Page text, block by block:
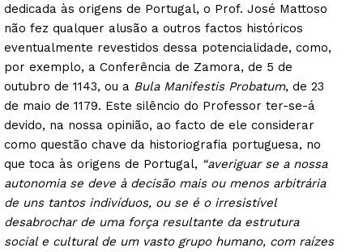
dedicada às origens de Portugal, o Prof. José Mattoso
não fez qualquer alusão a outros factos históricos
eventualmente revestidos dessa potencialidade, como,
por exemplo, a Conferência de Zamora, de 5 de
outubro de 1143, ou a Bula Manifestis Probatum, de 23
de maio de 1179. Este silêncio do Professor ter-se-á
devido, na nossa opinião, ao facto de ele considerar
como questão chave da historiografia portuguesa, no
que toca às origens de Portugal, “averiguar se a nossa
autonomia se deve à decisão mais ou menos arbitrária
de uns tantos indivíduos, ou se é o irresistível
desabrochar de uma força resultante da estrutura
social e cultural de um vasto grupo humano, com raízes